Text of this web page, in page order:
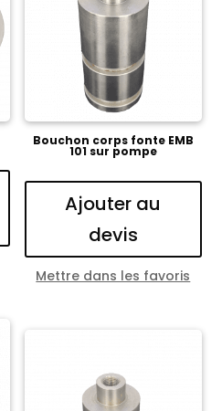
Bouchon corps fonte EMB
101 sur pompe
Ajouter au
devis
Mettre dans les favoris